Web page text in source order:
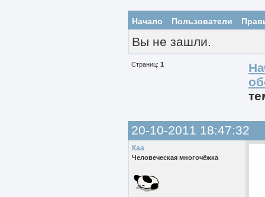
Начало Пользователи
Вы не зашли.
Страниц: 1
20-10-2011 18:47:32
Каа
Человеческая многочёжка